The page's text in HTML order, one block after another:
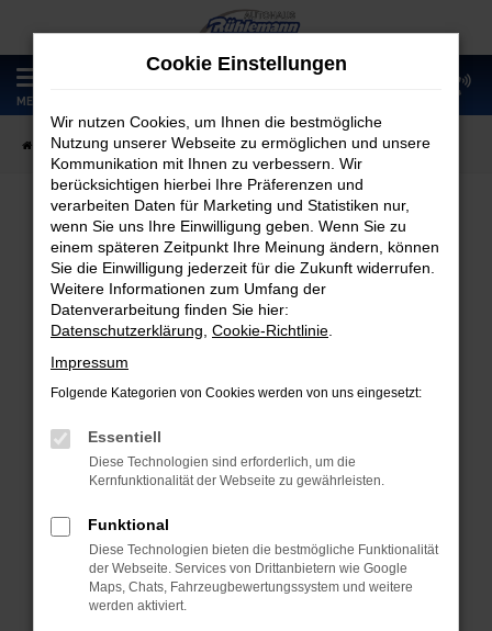
Zum
Hauptinhalt
springen
MENÜ
Startseite Fahrzeugangebote Fahrzeugmarkt
Fahrzeugmarkt
Fehler: Network Error
Beim Laden ist ein Fehler aufgetreten.
Hier sind ein paar Tipps, die dir helfen können:
Überprüfe deine Firewall und deine
Laden andere Webseiten, zum Beispiel
deine Suchmaschine?
Prüfe deine Browsererweiterungen.
Manche Erweiterungen, wie Werbeblocker,
Cookie Einstellungen
Wir nutzen Cookies, um Ihnen die bestmögliche
Nutzung unserer Webseite zu ermöglichen und unsere
Kommunikation mit Ihnen zu verbessern. Wir
berücksichtigen hierbei Ihre Präferenzen und
verarbeiten Daten für Marketing und Statistiken nur,
wenn Sie uns Ihre Einwilligung geben. Wenn Sie zu
einem späteren Zeitpunkt Ihre Meinung ändern, können
Sie die Einwilligung jederzeit für die Zukunft widerrufen.
Weitere Informationen zum Umfang der
Datenverarbeitung finden Sie hier:
Datenschutzerklärung Cookie-Richtlinie
Impressum
Folgende Kategorien von Cookies werden von uns eingesetzt:
Essentiell
Diese Technologien sind erforderlich, um die
Kernfunktionalität der Webseite zu gewährleisten.
Funktional
Diese Technologien bieten die bestmögliche Funktionalität
der Webseite. Services von Drittanbietern wie Google
Maps, Chats, Fahrzeugbewertungssystem und weitere
werden aktiviert.